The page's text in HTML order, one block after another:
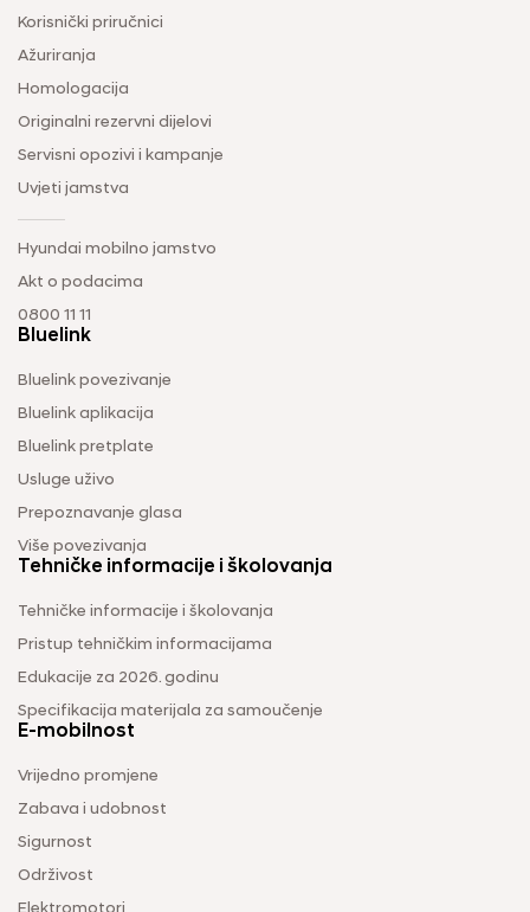
Korisnički priručnici
Ažuriranja
Homologacija
Originalni rezervni dijelovi
Servisni opozivi i kampanje
Uvjeti jamstva
Hyundai mobilno jamstvo
Akt o podacima
0800 11 11
Bluelink
Bluelink povezivanje
Bluelink aplikacija
Bluelink pretplate
Usluge uživo
Prepoznavanje glasa
Više povezivanja
Tehničke informacije i školovanja
Tehničke informacije i školovanja
Pristup tehničkim informacijama
Edukacije za 2026. godinu
Specifikacija materijala za samoučenje
E-mobilnost
Vrijedno promjene
Zabava i udobnost
Sigurnost
Održivost